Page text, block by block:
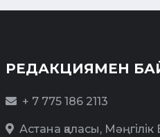
РЕДАКЦИЯМЕН
+ 7 775 186 2113
Астана қаласы,